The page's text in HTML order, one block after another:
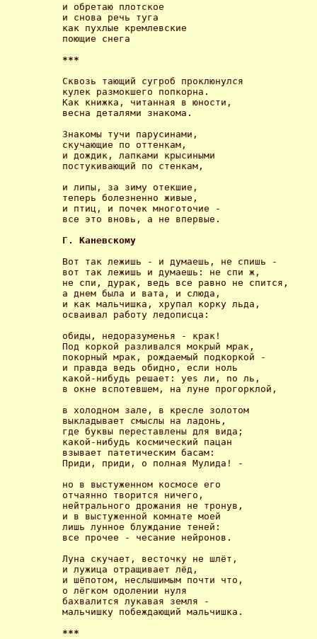
и обретаю плотское
и снова речь туга
как пухлые кремлевские
поющие снега
***
Сквозь тающий сугроб проклюнулся
кулек размокшего попкорна.
Как книжка, читанная в юности,
весна деталями знакома.
Знакомы тучи парусинами,
скучающие по оттенкам,
и дождик, лапками крысиными
постукивающий по стенкам,
и липы, за зиму отекшие,
теперь болезненно живые,
и птиц, и почек многоточие -
все это вновь, а не впервые.
Г. Каневскому
Вот так лежишь - и думаешь, не спишь -
вот так лежишь и думаешь: не спи ж,
не спи, дурак, ведь все равно не спится,
а днем была и вата, и слюда,
и как мальчишка, хрупал корку льда,
осваивал работу ледописца:
обиды, недоразуменья - крак!
Под коркой разливался мокрый мрак,
покорный мрак, рождаемый подкоркой -
и правда ведь обидно, если ноль
какой-нибудь решает: yes ли, no ль,
в окне вспотевшем, на луне прогорклой,
в холодном зале, в кресле золотом
выкладывает смыслы на ладонь,
где буквы переставлены для вида;
какой-нибудь космический пацан
взывает патетическим басам:
Приди, приди, о полная Мулида! -
но в выстуженном космосе его
отчаянно творится ничего,
нейтрального дрожания не тронув,
и в выстуженной комнате моей
лишь лунное блуждание теней:
все прочее - чесание нейронов.
Луна скучает, весточку не шлёт,
и лужица отращивает лёд,
и шёпотом, неслышимым почти что,
о лёгком одолении нуля
бахвалится лукавая земля -
мальчишку побеждающий мальчишка.
***